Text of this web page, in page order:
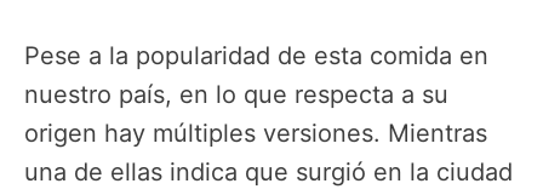
Pese a la popularidad de esta comida en
nuestro país, en lo que respecta a su
origen hay múltiples versiones. Mientras
una de ellas indica que surgió en la ciudad